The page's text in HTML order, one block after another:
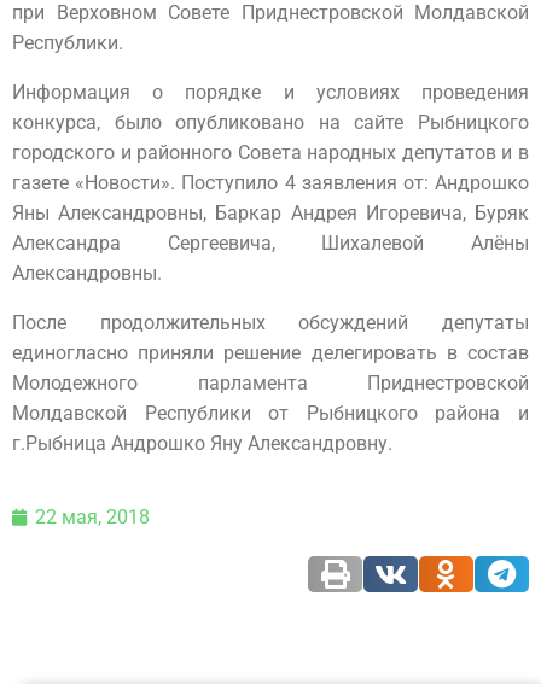
при Верховном Совете Приднестровской Молдавской
Республики.
Информация о порядке и условиях проведения
конкурса, было опубликовано на сайте Рыбницкого
городского и районного Совета народных депутатов и в
газете «Новости». Поступило 4 заявления от: Андрошко
Яны Александровны, Баркар Андрея Игоревича, Буряк
Александра Сергеевича, Шихалевой Алёны
Александровны.
После продолжительных обсуждений депутаты
единогласно приняли решение делегировать в состав
Молодежного парламента Приднестровской
Молдавской Республики от Рыбницкого района и
г.Рыбница Андрошко Яну Александровну.
22 мая, 2018